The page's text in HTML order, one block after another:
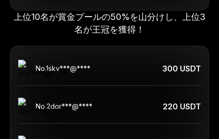
上位10名が賞金プールの50%を山分けし、上位3
名が王冠を獲得！
No.1sky***@**** 300 USDT
No.2dor***@**** 220 USDT